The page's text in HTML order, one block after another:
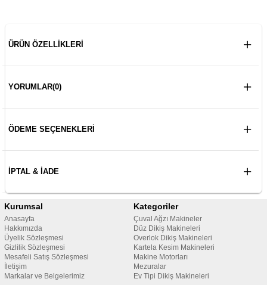
ÜRÜN ÖZELLIKLERI
YORUMLAR(0)
ÖDEME SEÇENEKLERI
İPTAL & İADE
Kurumsal
Anasayfa
Hakkımızda
Üyelik Sözleşmesi
Gizlilik Sözleşmesi
Mesafeli Satış Sözleşmesi
İletişim
Markalar ve Belgelerimiz
Kategoriler
Çuval Ağzı Makineler
Düz Dikiş Makineleri
Overlok Dikiş Makineleri
Kartela Kesim Makineleri
Makine Motorları
Mezuralar
Ev Tipi Dikiş Makineleri